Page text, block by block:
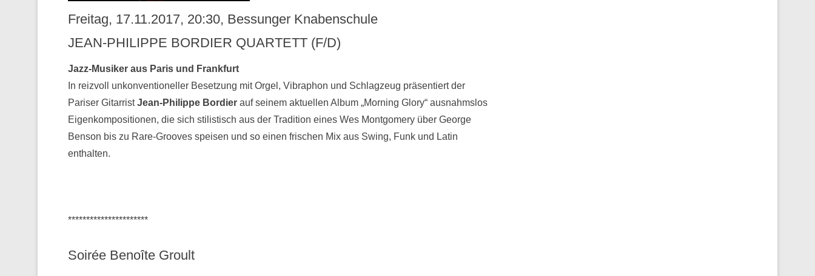
Freitag, 17.11.2017, 20:30, Bessunger Knabenschule
JEAN-PHILIPPE BORDIER QUARTETT (F/D)
Jazz-Musiker aus Paris und Frankfurt
In reizvoll unkonventioneller Besetzung mit Orgel, Vibraphon und Schlagzeug präsentiert der
Pariser GitarristJean-Philippe Bordier auf seinem aktuellen Album „Morning Glory“ ausnahmslos
Eigenkompositionen, die sich stilistisch aus der Tradition eines Wes Montgomery über George
Benson bis zu Rare-Grooves speisen und so einen frischen Mix aus Swing, Funk und Latin
enthalten.
**********************
Soirée Benoîte Groult